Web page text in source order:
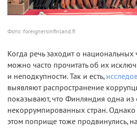
Фото: foreignersinfinland.fi
Когда речь заходит о национальных
можно часто прочитать об их
и неподкупности. Так и есть,
выявляют распространение
показывают, что Финляндия одна из
некоррумпированных стран. Однако
этом поприще тоже продвинулись,